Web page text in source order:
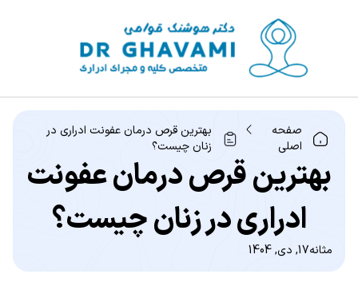
صفحه
اصلی
بهترین قرص درمان عفونت ادراری در
زنان چیست؟
بهترین قرص درمان عفونت
ادراری در زنان چیست؟
مثانه17, دی, 1404